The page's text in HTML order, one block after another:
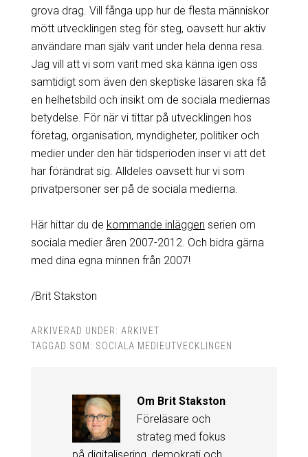
grova drag. Vill fånga upp hur de flesta människor
mött utvecklingen steg för steg, oavsett hur aktiv
användare man själv varit under hela denna resa.
Jag vill att vi som varit med ska känna igen oss
samtidigt som även den skeptiske läsaren ska få
en helhetsbild och insikt om de sociala mediernas
betydelse. För när vi tittar på utvecklingen hos
företag, organisation, myndigheter, politiker och
medier under den här tidsperioden inser vi att det
har förändrat sig. Alldeles oavsett hur vi som
privatpersoner ser på de sociala medierna.
Här hittar du de kommande inläggen serien om
sociala medier åren 2007-2012. Och bidra gärna
med dina egna minnen från 2007!
/Brit Stakston
ARKIVERAD UNDER: ARKIVET
TAGGAD SOM: SOCIALA MEDIEUTVECKLINGEN
Om Brit Stakston
Föreläsare och
strateg med fokus